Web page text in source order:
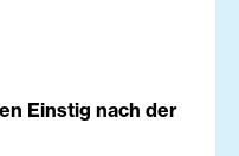
Einstig nach der